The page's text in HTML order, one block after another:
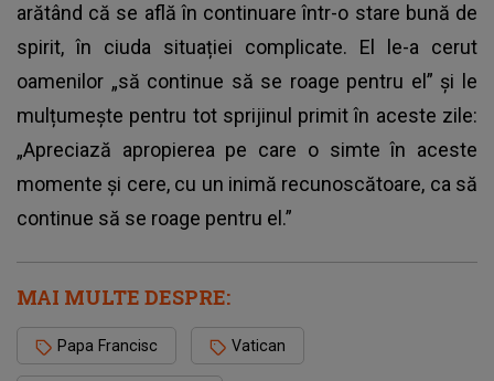
arătând că se află în continuare într-o stare bună de
spirit, în ciuda situației complicate. El le-a cerut
oamenilor „să continue să se roage pentru el” și le
mulțumește pentru tot sprijinul primit în aceste zile:
„Apreciază apropierea pe care o simte în aceste
momente și cere, cu un inimă recunoscătoare, ca să
continue să se roage pentru el.”
MAI MULTE DESPRE:
Papa Francisc Vatican